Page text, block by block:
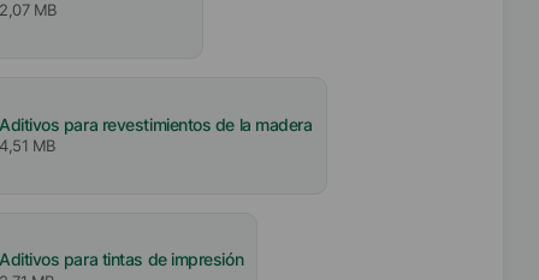
2,07 MB
Aditivos para revestimientos de la madera
4,51 MB
Aditivos para tintas de impresión